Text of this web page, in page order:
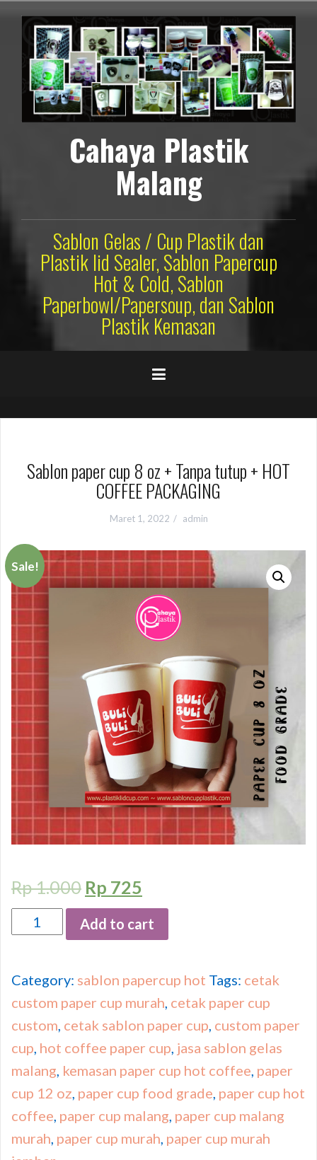
konten
Cahaya Plastik
Malang
Sablon Gelas / Cup Plastik dan
Plastik lid Sealer, Sablon Papercup
Hot & Cold, Sablon
Paperbowl/Papersoup, dan Sablon
Plastik Kemasan
Sablon paper cup 8 oz + Tanpa tutup + HOT
COFFEE PACKAGING
Maret 1, 2022 admin
Sale!
Rp1.000 Rp 725
Quantity Add to cart
Category: sablon papercup hot Tags: cetak
custom paper cup murah cetak paper cup
custom cetak sablon paper cup custom paper
cup hot coffee paper cup jasa sablon gelas
malang kemasan paper cup hot coffee paper
cup 12 oz paper cup food grade paper cup hot
coffee paper cup malang paper cup malang
murah paper cup murah paper cup murah